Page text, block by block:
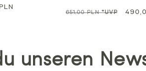
Regulärer
651,00 PLN*UVP Sale
unseren